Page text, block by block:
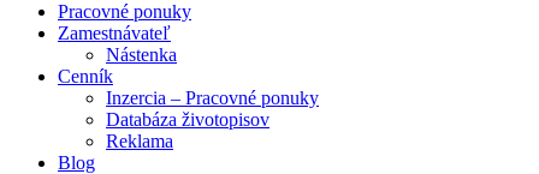
Pracovné ponuky
Zamestnávateľ
Nástenka
Cenník
Inzercia – Pracovné ponuky
Databáza životopisov
Reklama
Blog